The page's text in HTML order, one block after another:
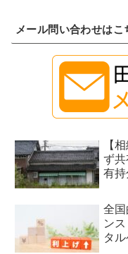
メール問い合わせはこ
【
ず
有
全
ン
タ